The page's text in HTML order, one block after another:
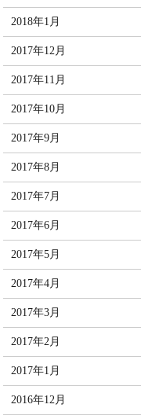
2018年1月
2017年12月
2017年11月
2017年10月
2017年9月
2017年8月
2017年7月
2017年6月
2017年5月
2017年4月
2017年3月
2017年2月
2017年1月
2016年12月